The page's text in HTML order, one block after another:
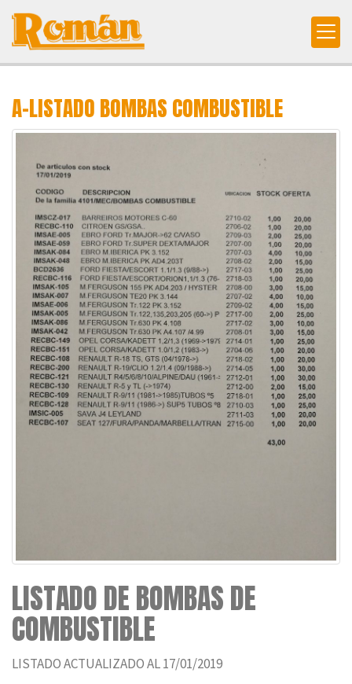
A-LISTADO BOMBAS COMBUSTIBLE
LISTADO DE BOMBAS DE
COMBUSTIBLE
LISTADO ACTUALIZADO AL 17/01/2019